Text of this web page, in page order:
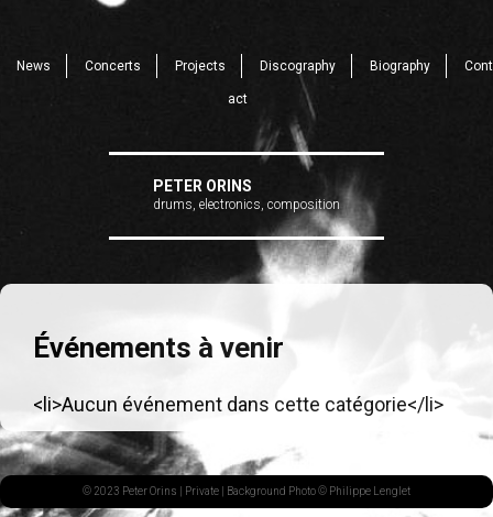
News Concerts Projects Discography Biography Cont
act
PETER ORINS
drums, electronics, composition
Événements à venir
<li>Aucun événement dans cette catégorie</li>
© 2023 Peter Orins | Private | Background Photo © Philippe Lenglet